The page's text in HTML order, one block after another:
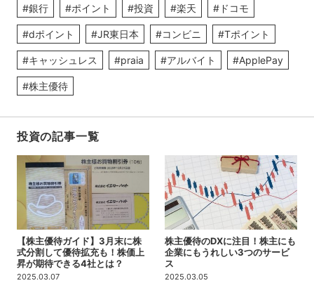
#銀行 #ポイント #投資 #楽天 #ドコモ
#dポイント #JR東日本 #コンビニ #Tポイント
#キャッシュレス #praia #アルバイト #ApplePay
#株主優待
投資の記事一覧
【株主優待ガイド】3月末に株
式分割して優待拡充も！株価上
昇が期待できる4社とは？
2025.03.07
株主優待のDXに注目！株主にも
企業にもうれしい3つのサービ
ス
2025.03.05